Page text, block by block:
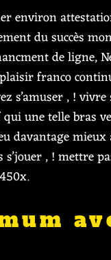
environ
du succès
de ligne,
franco
s’amuser , !
une telle bras
davantage
, ! mettre